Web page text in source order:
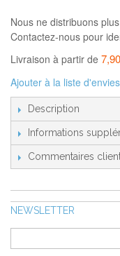
Nous ne distribuons
Contactez-nous pour
Livraison à partir de
Ajouter à la liste d'envies
Description
Informations
Commentaires
NEWSLETTER